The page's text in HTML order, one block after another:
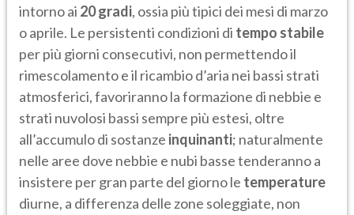
intorno ai 20 gradi, ossia più tipici dei mesi di marzo
o aprile. Le persistenti condizioni di tempo stabile
per più giorni consecutivi, non permettendo il
rimescolamento e il ricambio d’aria nei bassi strati
atmosferici, favoriranno la formazione di nebbie e
strati nuvolosi bassi sempre più estesi, oltre
all’accumulo di sostanze inquinanti; naturalmente
nelle aree dove nebbie e nubi basse tenderanno a
insistere per gran parte del giorno le temperature
diurne, a differenza delle zone soleggiate, non